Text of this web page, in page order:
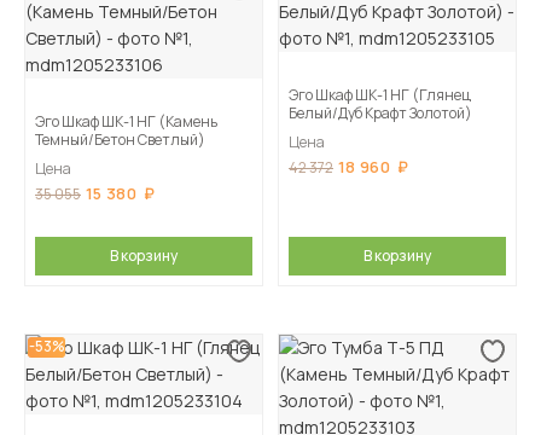
Эго Шкаф ШК-1 НГ (Камень
Темный/Бетон Светлый)
Цена
35 055 15 380
В корзину
Эго Шкаф ШК-1 НГ (Глянец
Белый/Дуб Крафт Золотой)
Цена
42 372 18 960
В корзину
-53%